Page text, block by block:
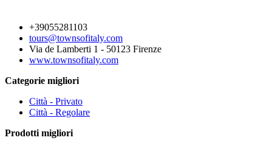
+39055281103
tours@townsofitaly.com
Via de Lamberti 1 - 50123 Firenze
www.townsofitaly.com
Categorie migliori
Città - Privato
Città - Regolare
Prodotti migliori